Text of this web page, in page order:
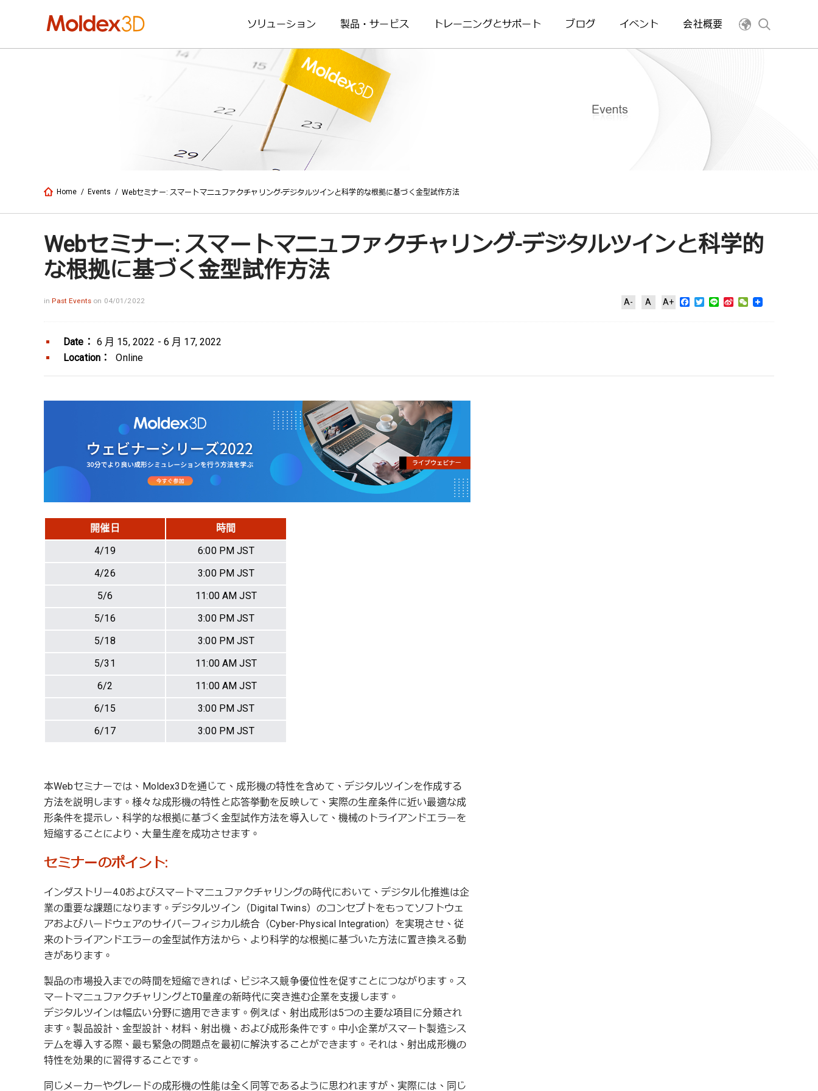
ソリューション 製品・サービス トレーニングとサポート ブログ イベント 会社概要
Home / Events / Webセミナー: スマートマニュファクチャリング-デジタルツインと科学的な根拠に基づく金型試作方法
Webセミナー: スマートマニュファクチャリング-デジタルツインと科学的
な根拠に基づく金型試作方法
inPast Events on 04/01/2022 A- A A+ Facebook
Twitter
Line Sina WeChat
Date： 6 月 15, 2022 - 6 月 17, 2022
Location：
Online
開催日
時間
4/19
6:00 PM JST
4/26
3:00 PM JST
5/6
11:00 AM JST
5/16
3:00 PM JST
5/18
3:00 PM JST
5/31
11:00 AM JST
6/2
11:00 AM JST
6/15
3:00 PM JST
6/17
3:00 PM JST
本Webセミナーでは、Moldex3Dを通じて、成形機の特性を含めて、デジタルツインを作成する
方法を説明します。様々な成形機の特性と応答挙動を反映して、実際の生産条件に近い最適な成
形条件を提示し、科学的な根拠に基づく金型試作方法を導入して、機械のトライアンドエラーを
短縮することにより、大量生産を成功させます。
セミナーのポイント:
インダストリー4.0およびスマートマニュファクチャリングの時代において、デジタル化推進は企
業の重要な課題になります。デジタルツイン（Digital Twins）のコンセプトをもってソフトウェ
アおよびハードウェアのサイバーフィジカル統合（Cyber-Physical Integration）を実現させ、従
来のトライアンドエラーの金型試作方法から、より科学的な根拠に基づいた方法に置き換える動
きがあります。
製品の市場投入までの時間を短縮できれば、ビジネス競争優位性を促すことにつながります。ス
マートマニュファクチャリングとT0量産の新時代に突き進む企業を支援します。
デジタルツインは幅広い分野に適用できます。例えば、射出成形は5つの主要な項目に分類され
ます。製品設計、金型設計、材料、射出機、および成形条件です。中小企業がスマート製造シス
テムを導入する際、最も緊急の問題点を最初に解決することができます。それは、射出成形機の
特性を効果的に習得することです。
同じメーカーやグレードの成形機の性能は全く同等であるように思われますが、実際には、同じ